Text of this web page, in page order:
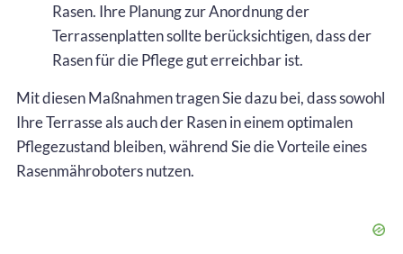
Rasen. Ihre Planung zur Anordnung der
Terrassenplatten sollte berücksichtigen, dass der
Rasen für die Pflege gut erreichbar ist.
Mit diesen Maßnahmen tragen Sie dazu bei, dass sowohl
Ihre Terrasse als auch der Rasen in einem optimalen
Pflegezustand bleiben, während Sie die Vorteile eines
Rasenmähroboters nutzen.